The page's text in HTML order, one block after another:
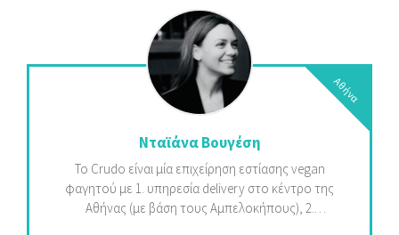
κατά παραγγελία κουτιών, μενού, φωτογραφικών
άλμπουμ και σημειωματαρίων. Παράλληλα,
παρέχεται η δυνατότητα εκμάθησης της
βιβλιοδετικής τέχνης μέσα από ευέλικτα μαθήματα
που διοργανώνονται καθ’ όλη τη διάρκεια του
έτους, για όλες τις ηλικίες.
Αθήνα
Νταϊάνα Βουγέση
To Crudo είναι μία επιχείρηση εστίασης vegan
φαγητού με 1. υπηρεσία delivery στο κέντρο της
Αθήνας (με βάση τους Αμπελοκήπους), 2.